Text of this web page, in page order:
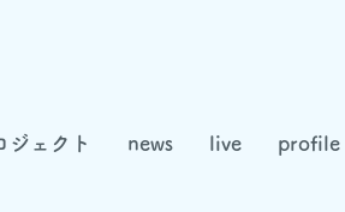
ジェクト news live profile